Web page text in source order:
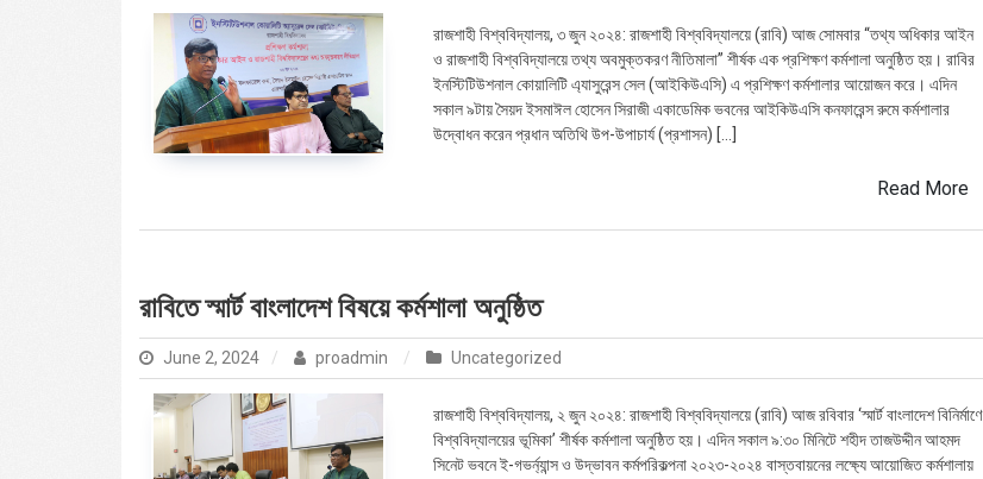
রাজশাহী বিশ্ববিদ্যালয়, ৩ জুন ২০২৪: রাজশাহী বিশ্ববিদ্যালয়ে (রাবি) আজ সোমবার “তথ্য অধিকার আইন
ও রাজশাহী বিশ্ববিদ্যালয়ে তথ্য অবমুক্তকরণ নীতিমালা” শীর্ষক এক প্রশিক্ষণ কর্মশালা অনুষ্ঠিত হয়। রাবির
ইনস্টিটিউশনাল কোয়ালিটি এ্যাসুরেন্স সেল (আইকিউএসি) এ প্রশিক্ষণ কর্মশালার আয়োজন করে। এদিন
সকাল ৯টায় সৈয়দ ইসমাঈল হোসেন সিরাজী একাডেমিক ভবনের আইকিউএসি কনফারেন্স রুমে কর্মশালার
উদ্বোধন করেন প্রধান অতিথি উপ-উপাচার্য (প্রশাসন) […]
Read More
রাবিতে স্মার্ট বাংলাদেশ বিষয়ে কর্মশালা অনুষ্ঠিত
June 2, 2024 proadmin Uncategorized
রাজশাহী বিশ্ববিদ্যালয়, ২ জুন ২০২৪: রাজশাহী বিশ্ববিদ্যালয়ে (রাবি) আজ রবিবার ‘স্মার্ট বাংলাদেশ বিনির্মাণে
বিশ্ববিদ্যালয়ের ভূমিকা’ শীর্ষক কর্মশালা অনুষ্ঠিত হয়। এদিন সকাল ৯:৩০ মিনিটে শহীদ তাজউদ্দীন আহমদ
সিনেট ভবনে ই-গভর্ন্যান্স ও উদ্ভাবন কর্মপরিকল্পনা ২০২৩-২০২৪ বাস্তবায়নের লক্ষ্যে আয়োজিত কর্মশালায়